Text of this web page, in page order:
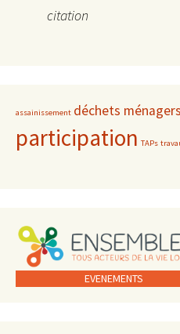
citation
assainissement déchets ménagers
participation TAPs
EVENEMENTS